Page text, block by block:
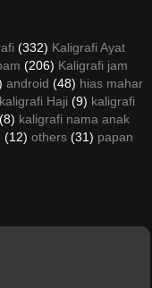
(332) Kaligrafi Ayat
(206) Kaligrafi jam
android (48) hias mahar
kaligrafi Haji (9) kaligrafi
(8) kaligrafi nama anak
(12) others (31) papan